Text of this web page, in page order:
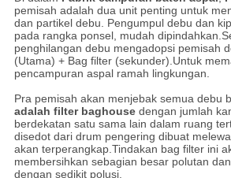
pemisah adalah dua unit penting untuk
dan partikel debu. Pengumpul debu dan
pada rangka ponsel, mudah
penghilangan debu mengadopsi pemisah
(Utama) + Bag filter (sekunder).Untuk
pencampuran aspal ramah lingkungan.
Pra pemisah akan menjebak semua debu
adalah filter baghouse dengan jumlah
berdekatan satu sama lain dalam ruang
disedot dari drum pengering dibuat
akan terperangkap.Tindakan bag filter ini
membersihkan sebagian besar polutan
dengan sedikit polusi.